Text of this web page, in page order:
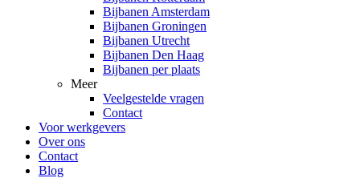
Bijbanen Amsterdam
Bijbanen Groningen
Bijbanen Utrecht
Bijbanen Den Haag
Bijbanen per plaats
Meer
Veelgestelde vragen
Contact
Voor werkgevers
Over ons
Contact
Blog